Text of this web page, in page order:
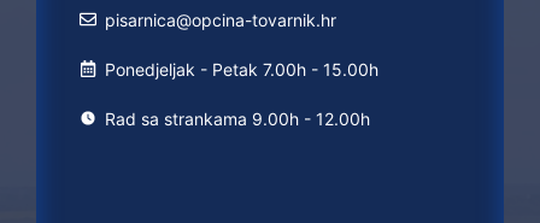
pisarnica@opcina-tovarnik.hr
Ponedjeljak - Petak 7.00h - 15.00h
Rad sa strankama 9.00h - 12.00h